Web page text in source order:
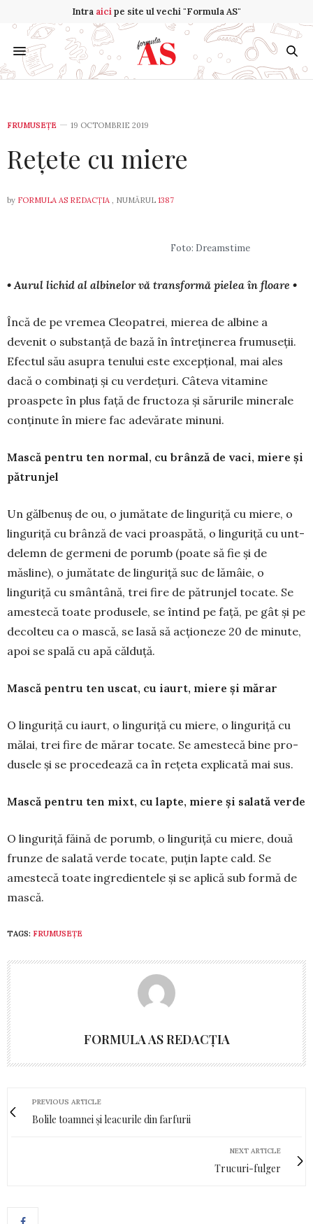
Intra aicipe site ul vechi "Formula AS"
FRUMUSEȚE 19 OCTOMBRIE 2019
Rețete cu miere
by FORMULA AS REDACȚIA , NUMĂRUL 1387
Foto: Dreamstime
• Aurul lichid al albinelor vă transformă pielea în floare •
Încă de pe vremea Cleopatrei, mierea de albine a
devenit o sub­stanță de bază în întreținerea frumu­seții.
Efectul său asupra tenului este excepțional, mai ales
dacă o com­binați și cu verdețuri. Câteva vita­mine
proas­pe­te în plus față de fruc­toza și sărurile minerale
conținute în miere fac adevărate mi­nuni.
Mască pentru ten normal, cu brânză de vaci, miere și
pătrunjel
Un gălbenuș de ou, o jumătate de linguriță cu miere, o
linguriță cu brân­ză de vaci proaspătă, o linguriță cu unt­
delemn de germeni de porumb (poate să fie și de
măsline), o jumă­tate de linguriță suc de lămâie, o
linguriță cu smântână, trei fire de pătrunjel tocate. Se
amestecă toate produsele, se întind pe față, pe gât și pe
decolteu ca o mască, se lasă să ac­țio­neze 20 de minute,
apoi se spală cu apă călduță.
Mască pentru ten uscat, cu iaurt, miere și mărar
O linguriță cu iaurt, o linguriță cu miere, o linguriță cu
mălai, trei fire de mă­rar tocate. Se amestecă bine pro­
du­sele și se procedează ca în rețeta expli­cată mai sus.
Mască pentru ten mixt, cu lapte, miere și salată verde
O linguriță făină de porumb, o lin­gu­riță cu miere, două
frunze de salată verde tocate, puțin lapte cald. Se
amestecă toa­te ingredientele și se aplică sub formă de
mască.
TAGS: FRUMUSEȚE
FORMULA AS REDACȚIA
PREVIOUS ARTICLE
Bolile toamnei și leacurile din farfurii
NEXT ARTICLE
Trucuri-fulger